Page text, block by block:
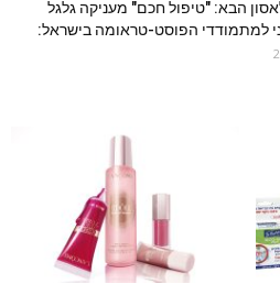
הבא: "טיפול חכם" מעניקה גלגל
למתמודדי הפוסט-טראומה בישראל: